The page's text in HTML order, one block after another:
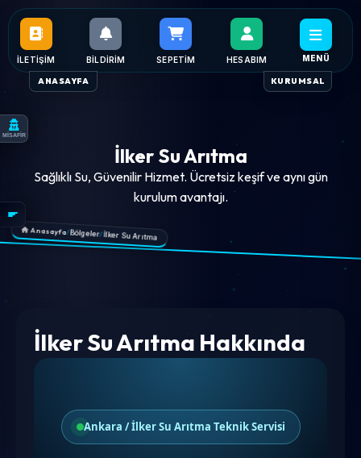
ANASAYFA KURUMSAL
İLETIŞIM BILDIRIM SEPETIM HESABIM MENÜ
İlker Su Arıtma
Sağlıklı Su, Güvenilir Hizmet. Ücretsiz keşif ve aynı gün
kurulum avantajı.
Anasayfa/Bölgeler/İlker Su Arıtma
İlker Su Arıtma Hakkında
Ankara / İlker Su Arıtma Teknik Servisi
MİSAFİR